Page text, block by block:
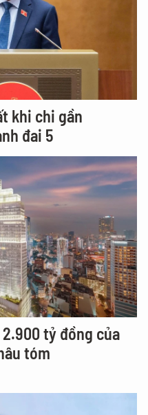
khi chi gần
đai 5
tỷ đồng của
tóm